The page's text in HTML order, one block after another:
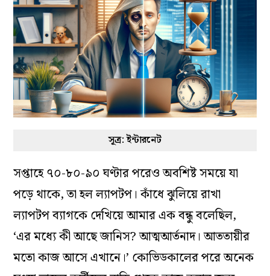
সূত্র: ইন্টারনেট
সপ্তাহে ৭০-৮০-৯০ ঘণ্টার পরেও অবশিষ্ট সময়ে যা
পড়ে থাকে, তা হল ল্যাপটপ। কাঁধে ঝুলিয়ে রাখা
ল্যাপটপ ব্যাগকে দেখিয়ে আমার এক বন্ধু বলেছিল,
‘এর মধ্যে কী আছে জানিস? আত্মআর্তনাদ। আততায়ীর
মতো কাজ আসে এখানে।’ কোভিডকালের পরে অনেক